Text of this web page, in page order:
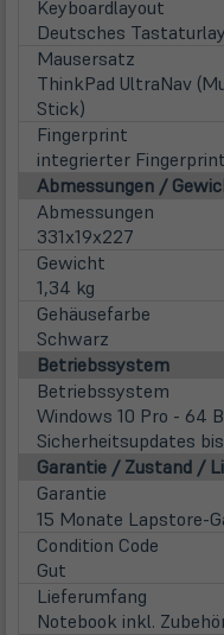
Keyboardlayout
Deutsches
Mausersatz
ThinkPad UltraNav
Stick)
Fingerprint
integrierter
Abmessungen /
Abmessungen
331x19x227
Gewicht
1,34 kg
Gehäusefarbe
Schwarz
Betriebssystem
Betriebssystem
Windows 10 Pro - 64
Sicherheitsupdates
Garantie / Zustand /
Garantie
15 Monate Lapstore-
Condition Code
Gut
Lieferumfang
Notebook inkl.